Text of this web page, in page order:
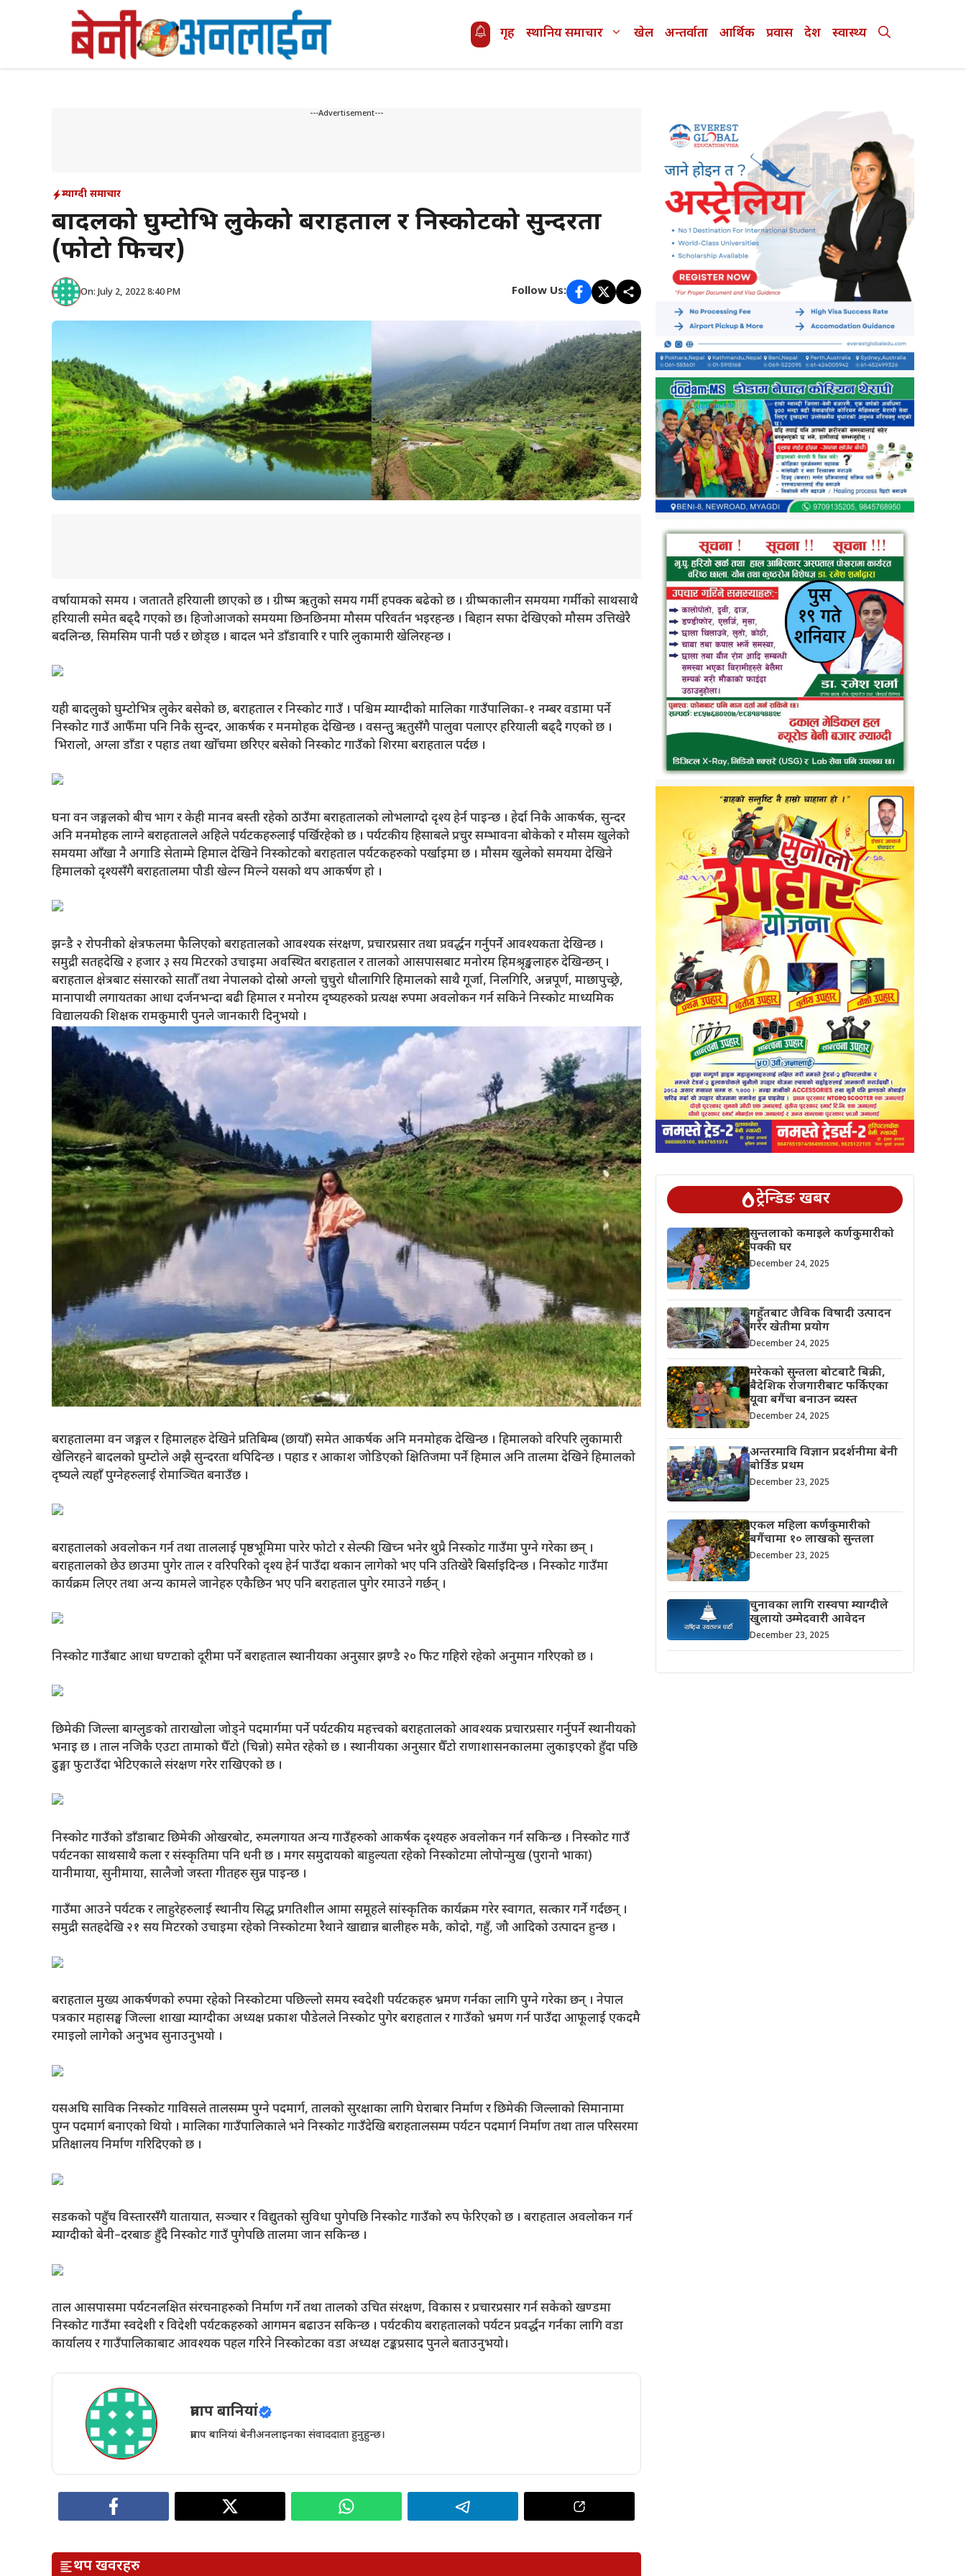
गृह स्थानिय समाचार खेल अन्तर्वाता आर्थिक प्रवास देश स्वास्थ्य
---Advertisement---
म्याग्दी समाचार
बादलको घुम्टोभित्र लुकेको बराहताल र निस्कोटको सुन्दरता
(फोटो फिचर)
On: July 2, 2022 8:40 PM Follow Us:
वर्षायामको समय । जताततै हरियाली छाएको छ । ग्रीष्म ऋतुको समय गर्मी हपक्क बढेको छ । ग्रीष्मकालीन समयमा गर्मीको साथसाथै
हरियाली समेत बढ्दै गएकाे छ। हिजाेआजकाे समयमा छिनछिनमा मौसम परिवर्तन भइरहन्छ । बिहान सफा देखिएको मौसम उत्तिखेरै
बदलिन्छ, सिमसिम पानी पर्छ र छोड्छ । बादल भने डाँडावारि र पारि लुकामारी खेलिरहन्छ ।
यही बादलुको घुम्टोभित्र लुकेर बसेको छ, बराहताल र निस्कोट गाउँ । पश्चिम म्याग्दीको मालिका गाउँपालिका-१ नम्बर वडामा पर्ने
निस्कोट गाउँ आफैँमा पनि निकै सुन्दर, आकर्षक र मनमोहक देखिन्छ । वसन्तुु ऋतुसँगै पालुवा पलाएर हरियाली बढ्दै गएकाे छ ।
भिरालो, अग्ला डाँडा र पहाड तथा खोँचमा छरिएर बसेको निस्कोट गाउँको शिरमा बराहताल पर्दछ ।
घना वन जङ्गलको बीच भाग र केही मानव बस्ती रहेको ठाउँमा बराहतालको लोभलाग्दो दृश्य हेर्न पाइन्छ । हेर्दा निकै आकर्षक, सुन्दर
अनि मनमोहक लाग्ने बराहतालले अहिले पर्यटकहरुलाई पर्खिरहेको छ । पर्यटकीय हिसाबले प्रचुर सम्भावना बोकेको र मौसम खुलेको
समयमा आँखा नै अगाडि सेताम्मे हिमाल देखिने निस्कोटको बराहताल पर्यटकहरुको पर्खाइमा छ । मौसम खुलेको समयमा देखिने
हिमालको दृश्यसँगै बराहतालमा पौडी खेल्न मिल्ने यसको थप आकर्षण हो ।
झन्डै २ रोपनीको क्षेत्रफलमा फैलिएको बराहतालको आवश्यक संरक्षण, प्रचारप्रसार तथा प्रवर्द्धन गर्नुपर्ने आवश्यकता देखिन्छ ।
समुद्री सतहदेखि २ हजार ३ सय मिटरको उचाइमा अवस्थित बराहताल र तालको आसपासबाट मनोरम हिमश्रृङ्खलाहरु देखिन्छन् ।
बराहताल क्षेत्रबाट संसारको सातौँ तथा नेपालको दोस्रो अग्लो चुचुरो धौलागिरि हिमालको साथै गूर्जा, निलगिरि, अन्नपूर्ण, माछापुच्छ्रे,
मानापाथी लगायतका आधा दर्जनभन्दा बढी हिमाल र मनोरम दृष्यहरुको प्रत्यक्ष रुपमा अवलोकन गर्न सकिने निस्कोट माध्यमिक
विद्यालयकी शिक्षक रामकुमारी पुनले जानकारी दिनुभयो ।
बराहतालमा वन जङ्गल र हिमालहरु देखिने प्रतिबिम्ब (छायाँ) समेत आकर्षक अनि मनमोहक देखिन्छ । हिमालको वरिपरि लुकामारी
खेलिरहने बादलको घुम्टोले अझै सुन्दरता थपिदिन्छ । पहाड र आकाश जोडिएको क्षितिजमा पर्ने हिमाल अनि तालमा देखिने हिमालको
दृष्यले त्यहाँ पुग्नेहरुलाई रोमाञ्चित बनाउँछ ।
बराहतालको अवलोकन गर्न तथा ताललाई पृष्ठभूमिमा पारेर फोटो र सेल्फी खिच्न भनेर थुप्रै निस्काेट गाउँमा पुग्ने गरेका छन् ।
बराहतालको छेउ छाउमा पुगेर ताल र वरिपरिको दृश्य हेर्न पाउँदा थकान लागेको भए पनि उतिखेरै बिर्साइदिन्छ । निस्कोट गाउँमा
कार्यक्रम लिएर तथा अन्य कामले जानेहरु एकैछिन भए पनि बराहताल पुगेर रमाउने गर्छन् ।
निस्कोट गाउँबाट आधा घण्टाको दूरीमा पर्ने बराहताल स्थानीयका अनुसार झण्डै २० फिट गहिरो रहेको अनुमान गरिएको छ ।
छिमेकी जिल्ला बाग्लुङको ताराखोला जोड्ने पदमार्गमा पर्ने पर्यटकीय महत्त्वको बराहतालको आवश्यक प्रचारप्रसार गर्नुपर्ने स्थानीयको
भनाइ छ । ताल नजिकै एउटा तामाको घैँटो (चिन्नो) समेत रहेको छ । स्थानीयका अनुसार घैँटो राणाशासनकालमा लुकाइएको हुँदा पछि
ढुङ्गा फुटाउँदा भेटिएकाले संरक्षण गरेर राखिएको छ ।
निस्कोट गाउँको डाँडाबाट छिमेकी ओखरबोट, रुमलगायत अन्य गाउँहरुको आकर्षक दृश्यहरु अवलोकन गर्न सकिन्छ । निस्कोट गाउँ
पर्यटनका साथसाथै कला र संस्कृतिमा पनि धनी छ । मगर समुदायको बाहुल्यता रहेको निस्कोटमा लोपोन्मुख (पुरानो भाका)
यानीमाया, सुनीमाया, सालैजो जस्ता गीतहरु सुन्न पाइन्छ ।
गाउँमा आउने पर्यटक र लाहुरेहरुलाई स्थानीय सिद्ध प्रगतिशील आमा समूहले सांस्कृतिक कार्यक्रम गरेर स्वागत, सत्कार गर्ने गर्दछन् ।
समुद्री सतहदेखि २१ सय मिटरको उचाइमा रहेको निस्कोटमा रैथाने खाद्यान्न बालीहरु मकै, कोदो, गहुँ, जौ आदिको उत्पादन हुन्छ ।
बराहताल मुख्य आकर्षणको रुपमा रहेको निस्कोटमा पछिल्लो समय स्वदेशी पर्यटकहरु भ्रमण गर्नका लागि पुग्ने गरेका छन् । नेपाल
पत्रकार महासङ्घ जिल्ला शाखा म्याग्दीका अध्यक्ष प्रकाश पौडेलले निस्कोट पुगेर बराहताल र गाउँको भ्रमण गर्न पाउँदा आफूलाई एकदमै
रमाइलो लागेको अनुभव सुनाउनुभयो ।
यसअघि साविक निस्कोट गाविसले तालसम्म पुग्ने पदमार्ग, तालको सुरक्षाका लागि घेराबार निर्माण र छिमेकी जिल्लाको सिमानामा
पुग्न पदमार्ग बनाएको थियो । मालिका गाउँपालिकाले भने निस्कोट गाउँदेखि बराहतालसम्म पर्यटन पदमार्ग निर्माण तथा ताल परिसरमा
प्रतिक्षालय निर्माण गरिदिएको छ ।
सडकको पहुँच विस्तारसँगै यातायात, सञ्चार र विद्युतको सुविधा पुगेपछि निस्कोट गाउँको रुप फेरिएको छ । बराहताल अवलोकन गर्न
म्याग्दीको बेनी–दरबाङ हुँदै निस्कोट गाउँ पुगेपछि तालमा जान सकिन्छ ।
ताल आसपासमा पर्यटनलक्षित संरचनाहरुको निर्माण गर्ने तथा तालको उचित संरक्षण, विकास र प्रचारप्रसार गर्न सकेको खण्डमा
निस्कोट गाउँमा स्वदेशी र विदेशी पर्यटकहरुको आगमन बढाउन सकिन्छ । पर्यटकीय बराहतालको पर्यटन प्रवर्द्धन गर्नका लागि वडा
कार्यालय र गाउँपालिकाबाट आवश्यक पहल गरिने निस्कोटका वडा अध्यक्ष टङ्कप्रसाद पुनले बताउनुभयो।
प्रताप बानियां
प्रताप बानियां बेनीअनलाइनका संवाददाता हुनुहुन्छ।
थप खवरहरु
ट्रेन्डिङ खबर
सुन्तलाको कमाइले कर्णकुमारीको
पक्की घर
December 24, 2025
गहुँतबाट जैविक विषादी उत्पादन
गरेर खेतीमा प्रयोग
December 24, 2025
मरेकको सुन्तला बोटबाटै बिक्री,
बैदेशिक रोजगारीबाट फर्किएका
यूवा बगैंचा बनाउन ब्यस्त
December 24, 2025
अन्तरमावि विज्ञान प्रदर्शनीमा बेनी
बोर्डिङ प्रथम
December 23, 2025
एकल महिला कर्णकुमारीको
बगैंचामा १० लाखको सुन्तला
December 23, 2025
चुनावका लागि रास्वपा म्याग्दीले
खुलायो उम्मेदवारी आवेदन
December 23, 2025